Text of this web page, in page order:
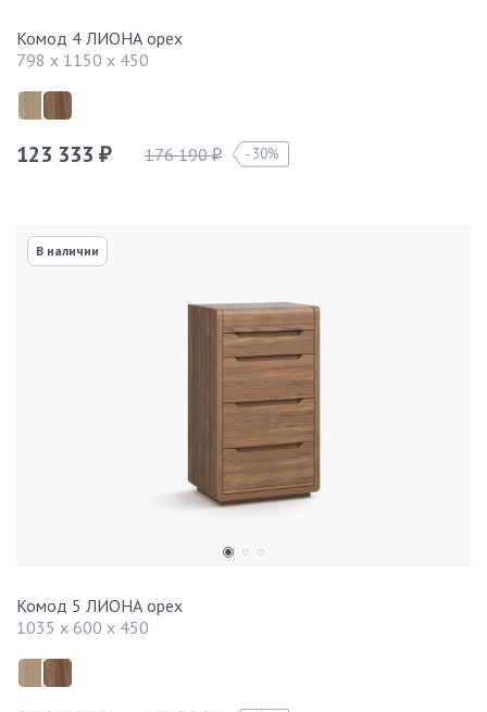
Комод 4 ЛИОНА орех
798 x 1150 x 450
123 333 ₽ 176 190₽ 30%
В наличии
Комод 5 ЛИОНА орех
1035 x 600 x 450